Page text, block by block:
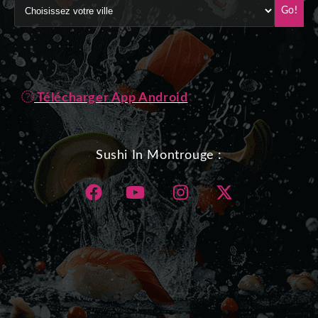
Go!
Télécharger App Android
Sushi In Montrouge :